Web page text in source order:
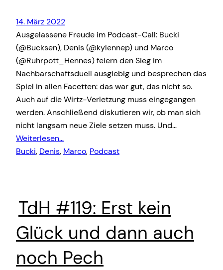
14. März 2022
Ausgelassene Freude im Podcast-Call: Bucki
(@Bucksen), Denis (@kylennep) und Marco
(@Ruhrpott_Hennes) feiern den Sieg im
Nachbarschaftsduell ausgiebig und besprechen das
Spiel in allen Facetten: das war gut, das nicht so.
Auch auf die Wirtz-Verletzung muss eingegangen
werden. Anschließend diskutieren wir, ob man sich
nicht langsam neue Ziele setzen muss. Und…
Weiterlesen…
Bucki, Denis, Marco, Podcast
TdH #119: Erst kein
Glück und dann auch
noch Pech